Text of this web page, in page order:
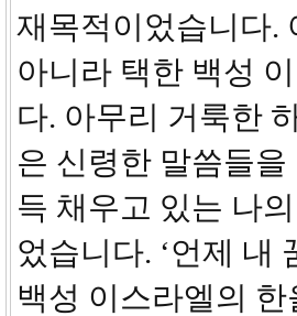
재목적이었습니다.
아니라 택한 백성
다. 아무리 거룩한
은 신령한 말씀들
득 채우고 있는 나
었습니다. ‘언제 내
백성 이스라엘의